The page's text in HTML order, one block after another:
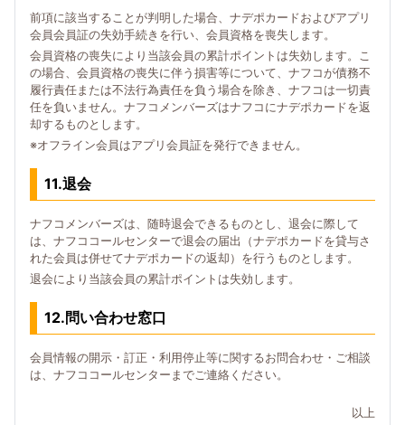
前項に該当することが判明した場合、ナデポカードおよびアプリ
会員会員証の失効手続きを行い、会員資格を喪失します。
会員資格の喪失により当該会員の累計ポイントは失効します。こ
の場合、会員資格の喪失に伴う損害等について、ナフコが債務不
履行責任または不法行為責任を負う場合を除き、ナフコは一切責
任を負いません。ナフコメンバーズはナフコにナデポカードを返
却するものとします。
※オフライン会員はアプリ会員証を発行できません。
11.退会
ナフコメンバーズは、随時退会できるものとし、退会に際して
は、ナフココールセンターで退会の届出（ナデポカードを貸与さ
れた会員は併せてナデポカードの返却）を行うものとします。
退会により当該会員の累計ポイントは失効します。
12.問い合わせ窓口
会員情報の開示・訂正・利用停止等に関するお問合わせ・ご相談
は、ナフココールセンターまでご連絡ください。
以上